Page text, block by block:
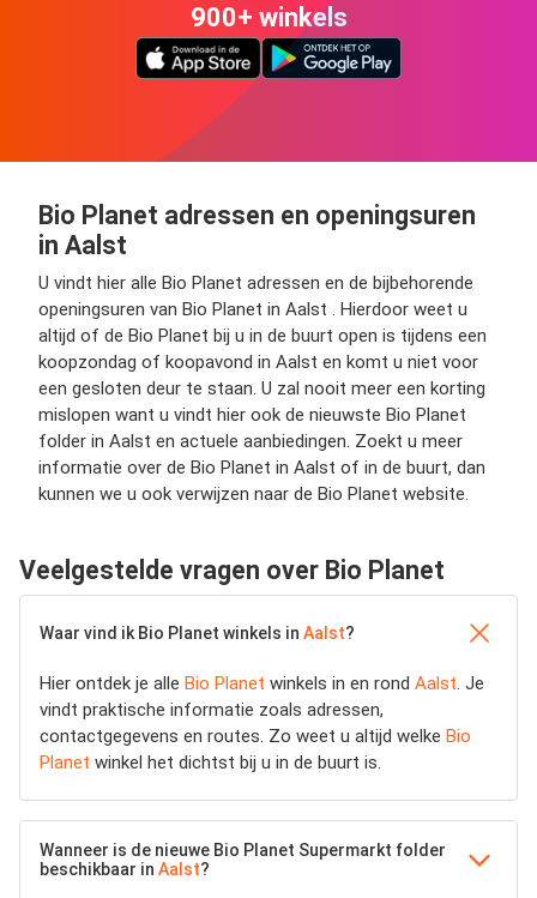
900+ winkels
Bio Planet adressen en openingsuren
in Aalst
U vindt hier alle Bio Planet adressen en de bijbehorende
openingsuren van Bio Planet in Aalst . Hierdoor weet u
altijd of de Bio Planet bij u in de buurt open is tijdens een
koopzondag of koopavond in Aalst en komt u niet voor
een gesloten deur te staan. U zal nooit meer een korting
mislopen want u vindt hier ook de nieuwste Bio Planet
folder in Aalst en actuele aanbiedingen. Zoekt u meer
informatie over de Bio Planet in Aalst of in de buurt, dan
kunnen we u ook verwijzen naar de Bio Planet website.
Veelgestelde vragen over Bio Planet
Waar vind ik Bio Planet winkels in Aalst?
Hier ontdek je alle Bio Planet winkels in en rond Aalst. Je
vindt praktische informatie zoals adressen,
contactgegevens en routes. Zo weet u altijd welke Bio
Planet winkel het dichtst bij u in de buurt is.
Wanneer is de nieuwe Bio Planet Supermarkt folder
beschikbaar in Aalst?